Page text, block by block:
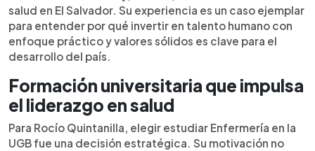
basada en la práctica, el liderazgo y la empatía, ha
logrado asumir cargos de responsabilidad en el
sistema de salud salvadoreño. Su experiencia
valida el rol de la UGB como una institución
comprometida con el desarrollo humano y
profesional. Este modelo educativo no solo
impulsa trayectorias individuales, sino que
fortalece organizaciones que buscan talento con
visión integral y capacidad para transformar
realidades complejas.
salud en El Salvador. Su experiencia es un caso ejemplar
para entender por qué invertir en talento humano con
enfoque práctico y valores sólidos es clave para el
desarrollo del país.
Formación universitaria que impulsa
el liderazgo en salud
Para Rocío Quintanilla, elegir estudiar Enfermería en la
UGB fue una decisión estratégica. Su motivación no